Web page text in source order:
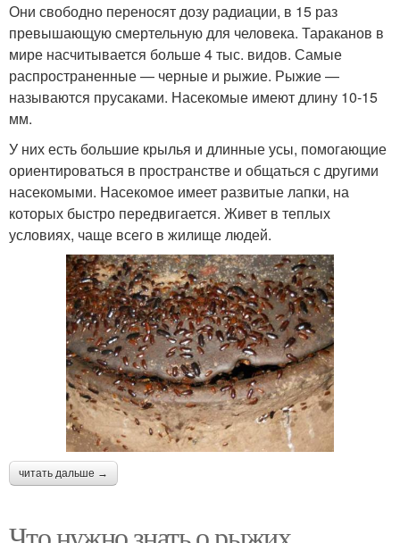
Они свободно переносят дозу радиации, в 15 раз
превышающую смертельную для человека. Тараканов в
мире насчитывается больше 4 тыс. видов. Самые
распространенные — черные и рыжие. Рыжие —
называются прусаками. Насекомые имеют длину 10-15
мм.
У них есть большие крылья и длинные усы, помогающие
ориентироваться в пространстве и общаться с другими
насекомыми. Насекомое имеет развитые лапки, на
которых быстро передвигается. Живет в теплых
условиях, чаще всего в жилище людей.
читать дальше →